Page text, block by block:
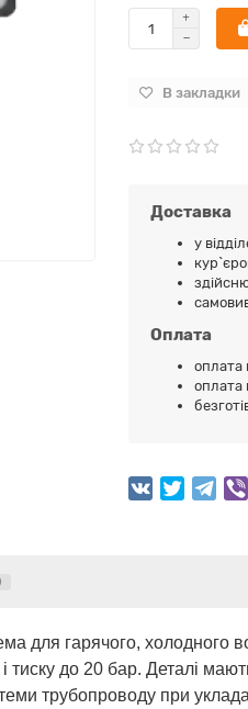
В закладки
Доставка
у
Оплата
оплата
оплата
для гарячого, холодного
тиску до 20 бар. Деталі
трубопроводу при